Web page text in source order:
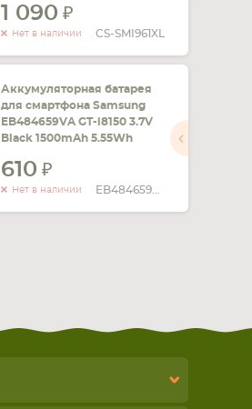
1 090
Нет в наличии CS-SMI961XL
Аккумуляторная батарея
для смартфона Samsung
EB484659VA GT-i8150 3.7V
Black 1500mAh 5.55Wh
610
Нет в наличии